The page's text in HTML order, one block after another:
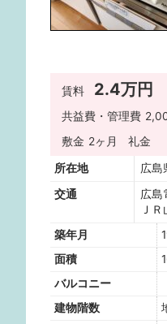
賃料 2.4万円
共益費・管理費
敷金 2ヶ月 礼金
所在地
広
交通
広島
Ｊ
築年月
面積
バルコニー
建物階数